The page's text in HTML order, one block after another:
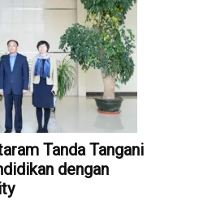
Tanda Tangani
dengan